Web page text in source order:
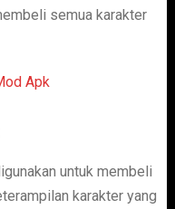
semua karakter
untuk membeli
karakter yang